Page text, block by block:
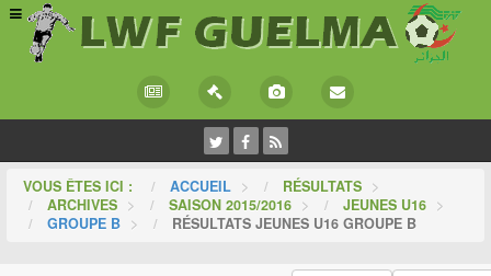
VOUS ÊTES ICI : ACCUEIL > RÉSULTATS >
ARCHIVES > SAISON 2015/2016 > JEUNES U16 >
GROUPE B > RÉSULTATS JEUNES U16 GROUPE B